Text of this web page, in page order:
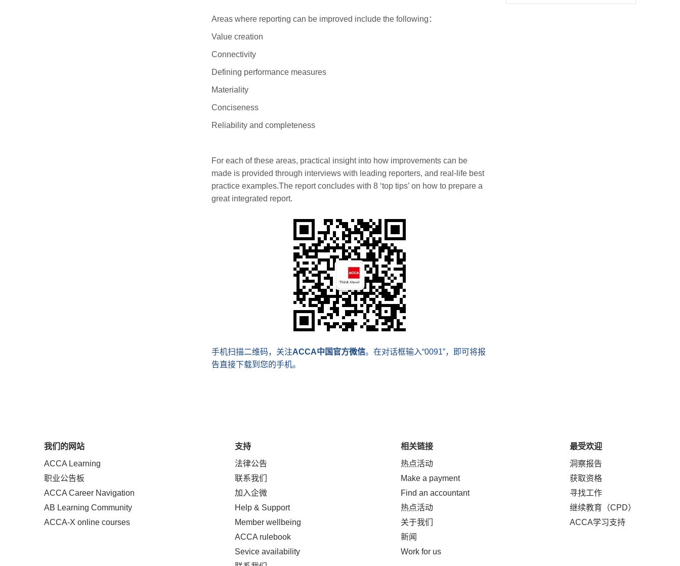
Areas where reporting can be improved include the following：
Value creation
Connectivity
Defining performance measures
Materiality
Conciseness
Reliability and completeness
For each of these areas, practical insight into how improvements can be
made is provided through interviews with leading reporters, and real-life best
practice examples.The report concludes with 8 ‘top tips’ on how to prepare a
great integrated report.
手机扫描二维码，关注ACCA中国官方微信。在对话框输入“0091”，即可将报
告直接下载到您的手机。
我们的网站
ACCA Learning
职业公告板
ACCA Career Navigation
AB Learning Community
ACCA-X online courses
支持
法律公告
联系我们
加入企微
Help & Support
Member wellbeing
ACCA rulebook
Sevice availability
相关链接
热点活动
Make a payment
Find an accountant
热点活动
关于我们
新闻
Work for us
最受欢迎
洞察报告
获取资格
寻找工作
继续教育（CPD）
ACCA学习支持